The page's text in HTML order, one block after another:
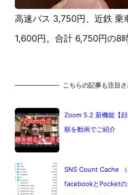
高速バス 3,750円、近鉄 乗
1,600円。合計 6,750円の8
こちらの記事も注目
Zoom 5.2 新機能【
順を動画でご紹介
SNS Count Cache
facebookとPocketの